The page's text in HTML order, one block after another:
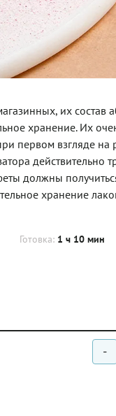
их состав
хранение. Их
первом взгляде на
действительно
должны
хранение
Готовка: 1 ч 10 мин
-